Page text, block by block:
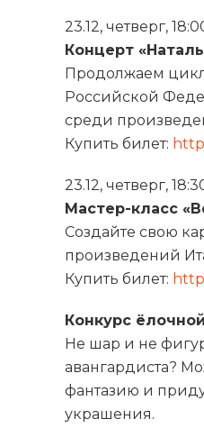
23.12, четверг,
Концерт
Продолжаем цикл
Российской
среди
Купить билет:
23.12, четверг,
Мастер-класс
Создайте свою
произведений
Купить билет:
Конкурс
Не шар и не
авангардиста?
фантазию и
украшения.